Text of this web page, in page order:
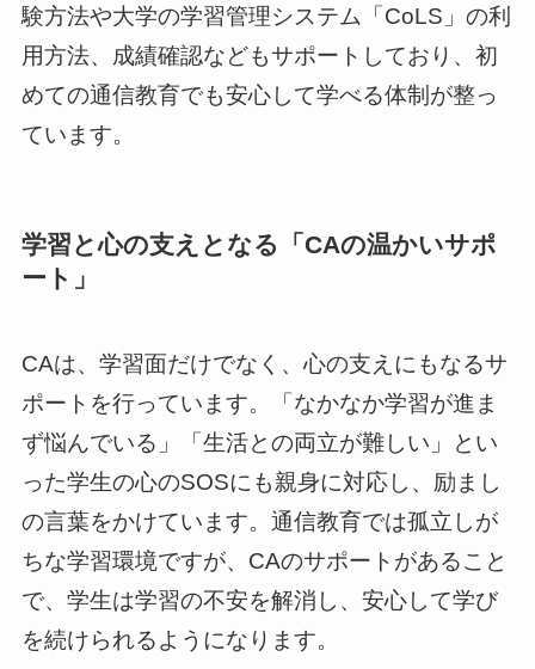
験方法や大学の学習管理システム「CoLS」の利
用方法、成績確認などもサポートしており、初
めての通信教育でも安心して学べる体制が整っ
ています。
学習と心の支えとなる「CAの温かいサポ
ート」
CAは、学習面だけでなく、心の支えにもなるサ
ポートを行っています。「なかなか学習が進ま
ず悩んでいる」「生活との両立が難しい」とい
った学生の心のSOSにも親身に対応し、励まし
の言葉をかけています。通信教育では孤立しが
ちな学習環境ですが、CAのサポートがあること
で、学生は学習の不安を解消し、安心して学び
を続けられるようになります。